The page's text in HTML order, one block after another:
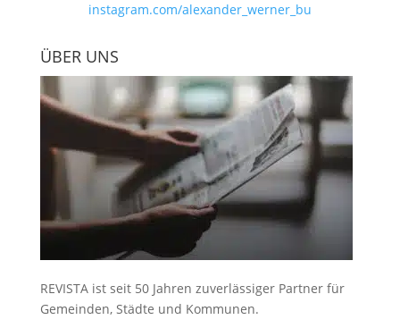
instagram.com/alexander_werner_bu
ÜBER UNS
REVISTA ist seit 50 Jahren zuverlässiger Partner für
Gemeinden, Städte und Kommunen.